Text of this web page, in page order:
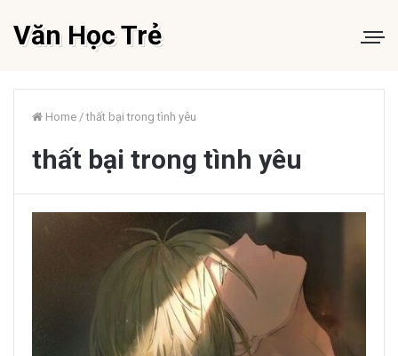
Văn Học Trẻ
Home / thất bại trong tình yêu
thất bại trong tình yêu